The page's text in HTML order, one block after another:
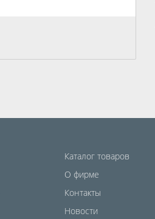
Каталог товаров
О фирме
Контакты
Новости